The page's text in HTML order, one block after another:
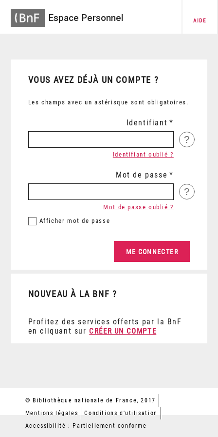
Espace Personnel AIDE
VOUS AVEZ DÉJÀ UN COMPTE ?
Les champs avec un astérisque sont obligatoires.
Identifiant
?
Identifiant oublié ?
Mot de passe
?
Afficher mot de passe
Mot de passe oublié ?
NOUVEAU À LA BNF ?
Profitez des services offerts par la BnF
en cliquant sur CRÉER UN COMPTE
© Bibliothèque nationale de France, 2017
Mentions légales
Conditions d'utilisation
Accessibilité : Partiellement conforme